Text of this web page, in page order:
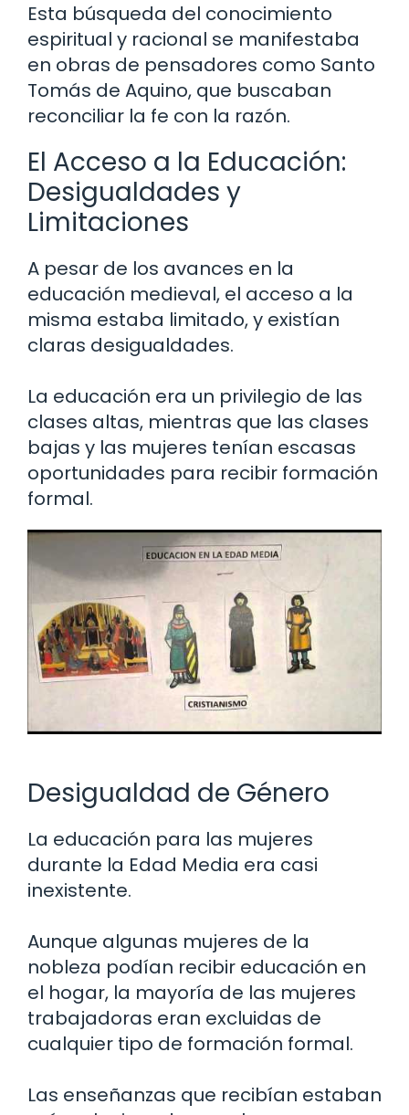
Esta búsqueda del conocimiento
espiritual y racional se manifestaba
en obras de pensadores como Santo
Tomás de Aquino, que buscaban
reconciliar la fe con la razón.
El Acceso a la Educación:
Desigualdades y
Limitaciones
A pesar de los avances en la
educación medieval, el acceso a la
misma estaba limitado, y existían
claras desigualdades.
La educación era un privilegio de las
clases altas, mientras que las clases
bajas y las mujeres tenían escasas
oportunidades para recibir formación
formal.
Desigualdad de Género
La educación para las mujeres
durante la Edad Media era casi
inexistente.
Aunque algunas mujeres de la
nobleza podían recibir educación en
el hogar, la mayoría de las mujeres
trabajadoras eran excluidas de
cualquier tipo de formación formal.
Las enseñanzas que recibían estaban